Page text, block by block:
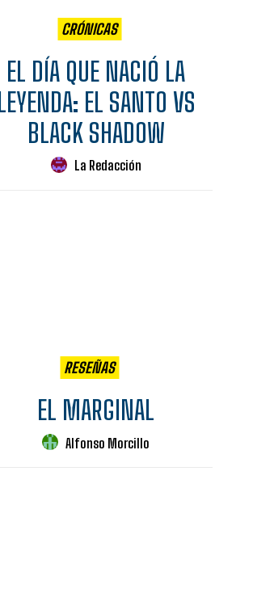
CRÓNICAS
EL DÍA QUE NACIÓ LA
LEYENDA: EL SANTO VS
BLACK SHADOW
La Redacción
RESEÑAS
EL MARGINAL
Alfonso Morcillo